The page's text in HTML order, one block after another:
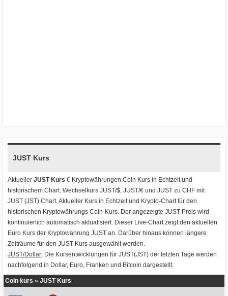
JUST Kurs
Aktueller JUST Kurs € Kryptowährungen Coin Kurs in Echtzeit und
historischem Chart. Wechselkurs JUST/$, JUST/€ und JUST zu CHF mit
JUST (JST) Chart. Aktueller Kurs in Echtzeit und Krypto-Chart für den
historischen Kryptowährungs Coin-Kurs. Der angezeigte JUST-Preis wird
kontinuierlich automatisch aktualisiert. Dieser Live-Chart zeigt den aktuellen
Euro Kurs der Kryptowährung JUST an. Darüber hinaus können längere
Zeiträume für den JUST-Kurs ausgewählt werden.
JUST/Dollar: Die Kursentwicklungen für JUST(JST) der letzten Tage werden
nachfolgend in Dollar, Euro, Franken und Bitcoin dargestellt.
Coin kurs » JUST Kurs